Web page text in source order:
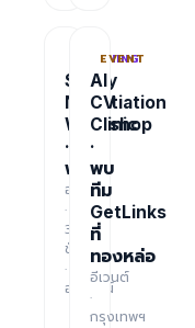
TRAINING
Salary
Negotiation
Workshop
·
ฟรี
อบรม
·
3
ชั่วโมง
·
ออนไลน์
EVENT
AI
CV
Clinic
·
พบ
ทีม
GetLinks
ที่
ทองหล่อ
อีเวนต์
·
กรุงเทพฯ